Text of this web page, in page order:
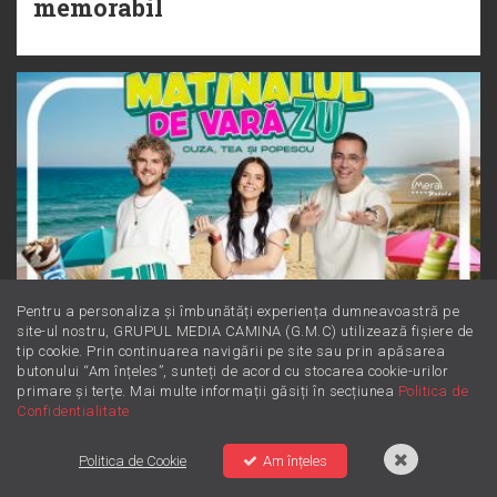
memorabil
ZU IS YOU
În perioada 3-7 august, Matinalul
de Vară ZU se mută pe litoral.
Popescu, Tea și Cuza vor transmite
Pentru a personaliza și îmbunătăți experiența dumneavoastră pe
site-ul nostru, GRUPUL MEDIA CAMINA (G.M.C) utilizează fișiere de
tip cookie. Prin continuarea navigării pe site sau prin apăsarea
butonului “Am înțeles”, sunteți de acord cu stocarea cookie-urilor
primare și terțe. Mai multe informații găsiți în secțiunea Politica de
Confidentialitate
Politica de Cookie Am înțeles